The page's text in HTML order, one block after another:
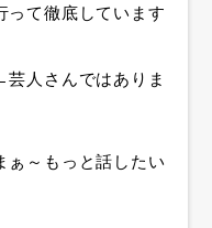
って徹底しています
人さんではありま
～もっと話したい